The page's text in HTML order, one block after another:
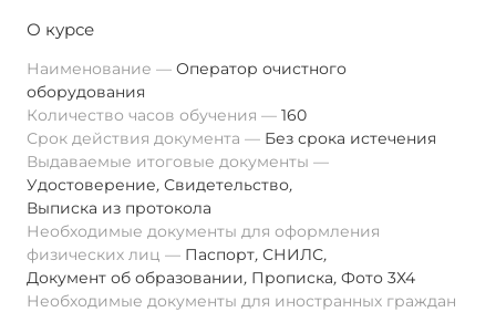
О курсе
Наименование
Оператор очистного
оборудования
Количество часов обучения
160
Срок действия документа
Без срока истечения
Выдаваемые итоговые документы
Удостоверение, Свидетельство,
Выписка из протокола
Необходимые документы для оформления
физических лиц
Паспорт, СНИЛС,
Документ об образовании, Прописка, Фото 3Х4
Необходимые документы для иностранных граждан